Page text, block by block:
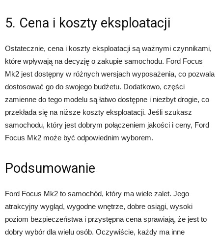
5. Cena i koszty eksploatacji
Ostatecznie, cena i koszty eksploatacji są ważnymi czynnikami,
które wpływają na decyzję o zakupie samochodu. Ford Focus
Mk2 jest dostępny w różnych wersjach wyposażenia, co pozwala
dostosować go do swojego budżetu. Dodatkowo, części
zamienne do tego modelu są łatwo dostępne i niezbyt drogie, co
przekłada się na niższe koszty eksploatacji. Jeśli szukasz
samochodu, który jest dobrym połączeniem jakości i ceny, Ford
Focus Mk2 może być odpowiednim wyborem.
Podsumowanie
Ford Focus Mk2 to samochód, który ma wiele zalet. Jego
atrakcyjny wygląd, wygodne wnętrze, dobre osiągi, wysoki
poziom bezpieczeństwa i przystępna cena sprawiają, że jest to
dobry wybór dla wielu osób. Oczywiście, każdy ma inne